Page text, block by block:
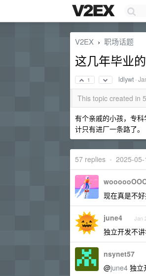
V2EX › 职场话题
这几年毕业
1 ldlywt ·
This topic created in
有个亲戚的小孩，专
计只有进厂一条路了。
57 replies • 2025-
现在真是不
june4 Jan
独立开发不
nsynet57
@june4 独立